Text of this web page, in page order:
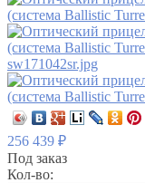
256 439 ₽
Под заказ
Кол-во: